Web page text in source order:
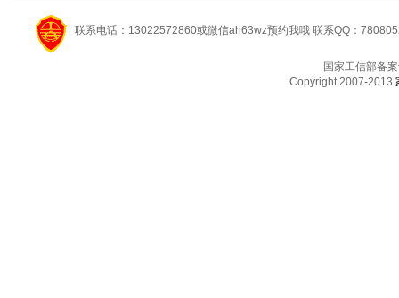
联系电话：13022572860或微信ah63wz预约我哦 联系QQ：
国家工信部备
Copyright 2007-2013